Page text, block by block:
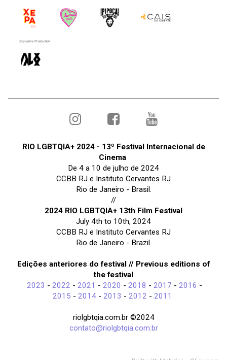
RIO LGBTQIA+ 2024 - 13º Festival Internacional de
Cinema
De 4 a 10 de julho de 2024
CCBB RJ e Instituto Cervantes RJ
Rio de Janeiro - Brasil.
//
2024 RIO LGBTQIA+ 13th Film Festival
July 4th to 10th, 2024
CCBB RJ e Instituto Cervantes RJ
Rio de Janeiro - Brazil.
Edições anteriores do festival // Previous editions of
the festival
2023 - 2022 - 2021 - 2020 - 2018 - 2017 - 2016 -
2015 - 2014 - 2013 - 2012 - 2011
riolgbtqia.com.br ©2024
contato@riolgbtqia.com.br